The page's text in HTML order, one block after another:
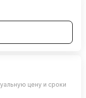
цену и сроки